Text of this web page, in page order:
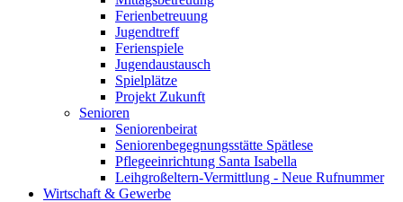
Ferienbetreuung
Jugendtreff
Ferienspiele
Jugendaustausch
Spielplätze
Projekt Zukunft
Senioren
Seniorenbeirat
Seniorenbegegnungsstätte Spätlese
Pflegeeinrichtung Santa Isabella
Leihgroßeltern-Vermittlung - Neue Rufnummer
Wirtschaft & Gewerbe